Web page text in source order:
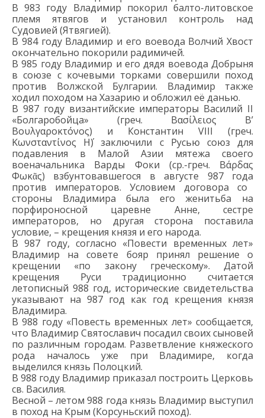
В 983 году Владимир покорил балто-литовское
племя ятвягов и установил контроль над
Судовией (Ятвягией).
В 984 году Владимир и его воевода Волчий Хвост
окончательно покорили радимичей.
В 985 году Владимир и его дядя воевода Добрыня
в союзе с кочевыми торками совершили поход
против Волжской Булгарии. Владимир также
ходил походом на Хазарию и обложил её данью.
В 987 году византийские императоры Василий II
«Болгаробойца» (греч. Βασίλειος B’
Βουλγαροκτόνος) и Константин VIII (греч.
Κωνσταντίνος Η΄)заключили с Русью союз для
подавления в Малой Азии мятежа
своего
военачальника Варды Фоки (ср.-греч. Βάρδας
Φωκᾶς) взбунтовавшегося вавгусте 987 года
против императоров. Условием договора со
стороны Владимирабыла егоженитьба на
порфироносной царевне Анне, сестре
императоров, но другая сторона поставила
условие, – крещения князя и его народа.
В 987 году, согласно «Повести временных лет»
Владимир на совете бояр принял решение о
крещении «по закону греческому».
Датой
крещения Руси традиционно считается
летописный 988 год, исторические свидетельства
указывают на 987 год как год крещения князя
Владимира.
В 988 году «Повесть временных лет»сообщается,
что Владимир Святославич посадил своих сыновей
по различным городам. Разветвление княжеского
рода началось уже при Владимире, когда
выделился князь Полоцкий.
В 988 году Владимир приказал построить Церковь
св. Василия.
Весной – летом988 года князь Владимир выступил
в поход на Крым (Корсуньский поход).